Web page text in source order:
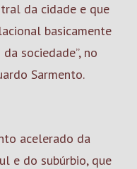
da cidade e que
basicamente
sociedade”, no
Sarmento.
acelerado da
e do subúrbio, que